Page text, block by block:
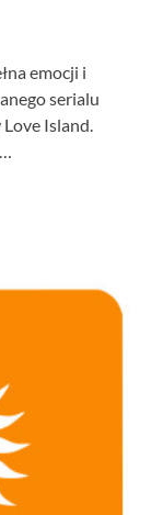
emocji i
serialu
Island.